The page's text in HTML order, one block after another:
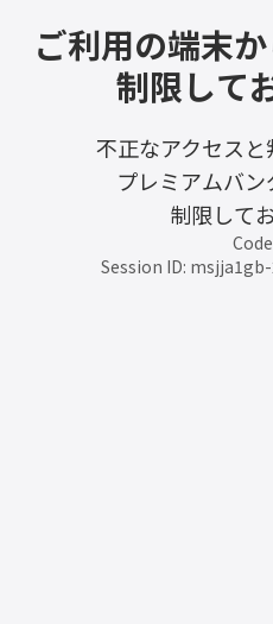
ご利用の端末
制限して
不正なアクセスと
プレミアムバ
制限して
Session ID: